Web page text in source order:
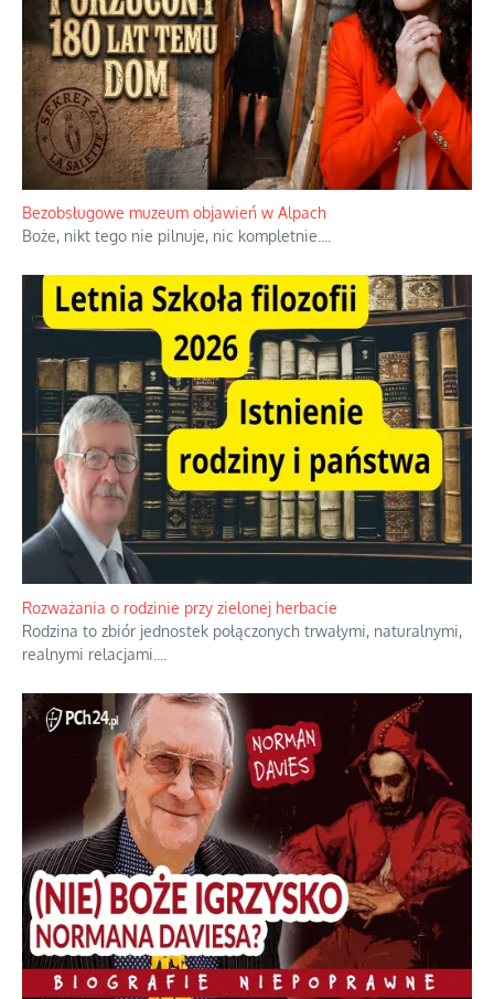
Niezwykłe wyścigi dawnych osadników w Palestynie
W 1938 roku, uwaga, 17% tych osadników niemieckich w
Palestynie było członkiem partii nazistowskiej i podczas II
wojny światowej byli internowani...
Bezobsługowe muzeum objawień w Alpach
Boże, nikt tego nie pilnuje, nic kompletnie....
Rozważania o rodzinie przy zielonej herbacie